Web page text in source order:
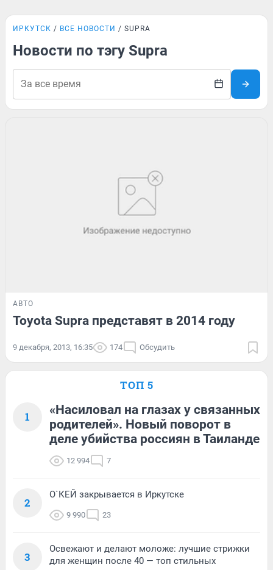
ИРКУТСК ВСЕ НОВОСТИ SUPRA
Новости по тэгу Supra
АВТО
Toyota Supra представят в 2014 году
9 декабря, 2013, 16:35 174 Обсудить
ТОП 5
1
«Насиловал на глазах у связанных
родителей». Новый поворот в
деле убийства россиян в Таиланде
12 994 7
2
О`КЕЙ закрывается в Иркутске
9 990 23
3
Освежают и делают моложе: лучшие стрижки
для женщин после 40 — топ стильных